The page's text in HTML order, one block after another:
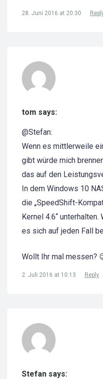
28. Juni 2016 at 20:30
tom says:
@Stefan:
Wenn es mittlerweile
gibt würde mich
das auf den
In dem Windows 10
die „SpeedShift-
Kernel 4.6“
es sich auf jeden Fall
Wollt Ihr mal messen?
2. Juli 2016 at 10:13 Reply
Stefan says: